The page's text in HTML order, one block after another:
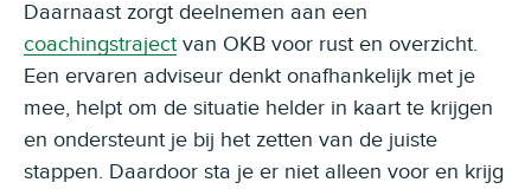
Daarnaast zorgt deelnemen aan een
coachingstraject van OKB voor rust en overzicht.
Een ervaren adviseur denkt onafhankelijk met je
mee, helpt om de situatie helder in kaart te krijgen
en ondersteunt je bij het zetten van de juiste
stappen. Daardoor sta je er niet alleen voor en krijg